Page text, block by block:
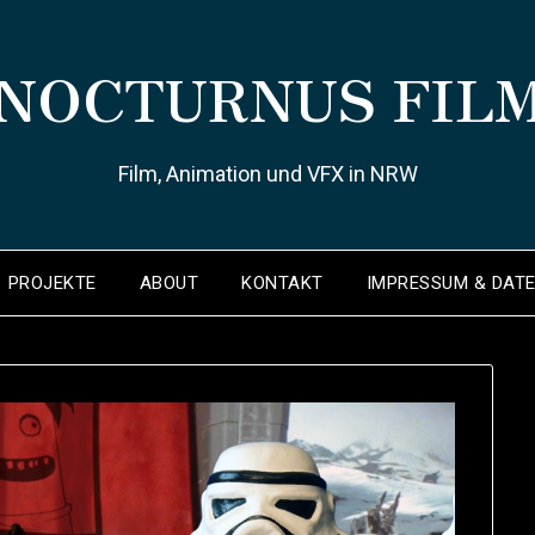
Film, Animation und VFX in NRW
PROJEKTE ABOUT KONTAKT IMPRESSUM &